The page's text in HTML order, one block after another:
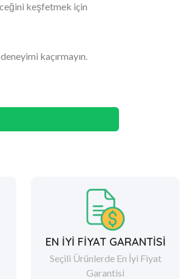
keşfetmek için
kaçırmayın.
EN İYİ FİYAT GARANTİSİ
Seçili Ürünlerde En İyi Fiyat
Garantisi